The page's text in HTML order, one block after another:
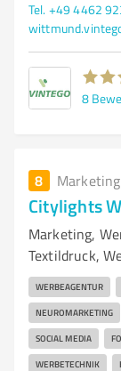
Tel. +49 4462
8
8 Marketing
Citylights
Marketing,
Textildruck,
WERBEAGENTUR
NEUROMARKETING
SOCIAL MEDIA
WERBETECHNIK